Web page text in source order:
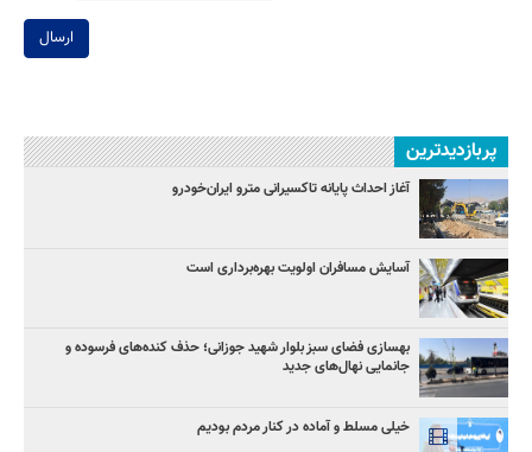
ارسال
پربازدیدترین
آغاز احداث پایانه تاکسیرانی مترو ایران‌خودرو
آسایش مسافران اولویت بهره‌برداری است
بهسازی فضای سبز بلوار شهید جوزانی؛ حذف کنده‌های فرسوده و
جانمایی نهال‌های جدید
خیلی مسلط و آماده در کنار مردم بودیم